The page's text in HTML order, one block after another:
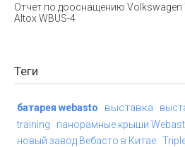
Отчет по дооснащению Volkswagen
Altox WBUS-4
Теги
батарея webasto выставка
training
панорамные крыши
новый завод Вебасто в Китае